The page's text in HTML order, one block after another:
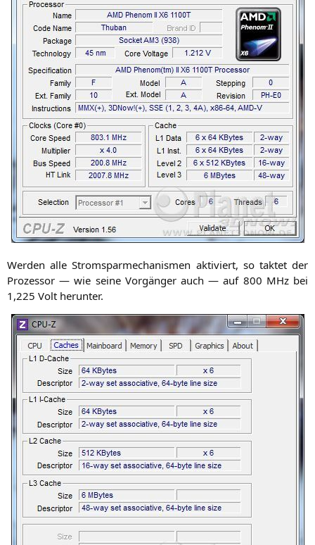
Wer­den alle Strom­spar­me­cha­nis­men akti­viert, so tak­tet der
Pro­zes­sor — wie sei­ne Vor­gän­ger auch — auf 800 MHz bei
1,225 Volt herunter.